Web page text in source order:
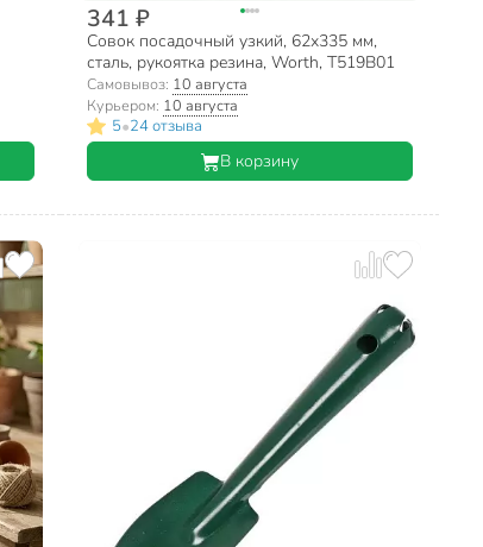
341 ₽
Совок посадочный узкий, 62х335 мм,
сталь, рукоятка резина, Worth, T519B01
Самовывоз: 10 августа
Курьером: 10 августа
5•24 отзыва
В корзину